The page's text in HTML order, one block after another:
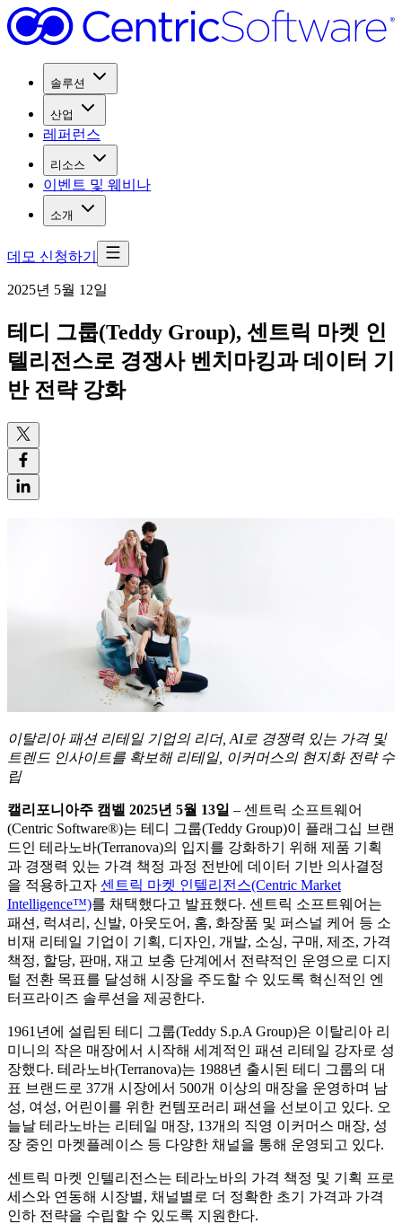
솔루션
산업
레퍼런스
리소스
이벤트 및 웨비나
소개
데모 신청하기
2025년 5월 12일
테디 그룹(Teddy Group), 센트릭 마켓 인
텔리전스로 경쟁사 벤치마킹과 데이터 기
반 전략 강화
이탈리아 패션 리테일 기업의 리더, AI로 경쟁력 있는 가격 및
트렌드 인사이트를 확보해 리테일, 이커머스의 현지화 전략 수
립
캘리포니아주 캠벨 2025년 5월 13일 – 센트릭 소프트웨어
(Centric Software®)는 테디 그룹(Teddy Group)이 플래그십 브랜
드인 테라노바(Terranova)의 입지를 강화하기 위해 제품 기획
과 경쟁력 있는 가격 책정 과정 전반에 데이터 기반 의사결정
을 적용하고자 센트릭 마켓 인텔리전스(Centric Market
Intelligence™)를 채택했다고 발표했다. 센트릭 소프트웨어는
패션, 럭셔리, 신발, 아웃도어, 홈, 화장품 및 퍼스널 케어 등 소
비재 리테일 기업이 기획, 디자인, 개발, 소싱, 구매, 제조, 가격
책정, 할당, 판매, 재고 보충 단계에서 전략적인 운영으로 디지
털 전환 목표를 달성해 시장을 주도할 수 있도록 혁신적인 엔
터프라이즈 솔루션을 제공한다.
1961년에 설립된 테디 그룹(Teddy S.p.A Group)은 이탈리아 리
미니의 작은 매장에서 시작해 세계적인 패션 리테일 강자로 성
장했다. 테라노바(Terranova)는 1988년 출시된 테디 그룹의 대
표 브랜드로 37개 시장에서 500개 이상의 매장을 운영하며 남
성, 여성, 어린이를 위한 컨템포러리 패션을 선보이고 있다. 오
늘날 테라노바는 리테일 매장, 13개의 직영 이커머스 매장, 성
장 중인 마켓플레이스 등 다양한 채널을 통해 운영되고 있다.
센트릭 마켓 인텔리전스는 테라노바의 가격 책정 및 기획 프로
세스와 연동해 시장별, 채널별로 더 정확한 초기 가격과 가격
인하 전략을 수립할 수 있도록 지원한다.